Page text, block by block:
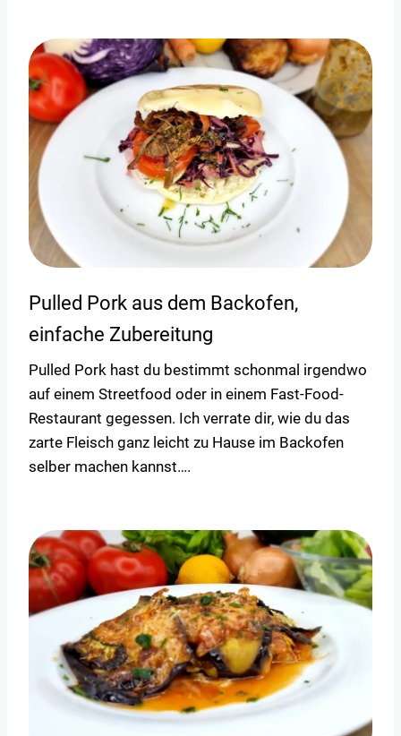
Pulled Pork aus dem Backofen,
einfache Zubereitung
Pulled Pork hast du bestimmt schonmal irgendwo
auf einem Streetfood oder in einem Fast-Food-
Restaurant gegessen. Ich verrate dir, wie du das
zarte Fleisch ganz leicht zu Hause im Backofen
selber machen kannst….